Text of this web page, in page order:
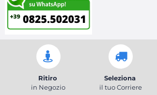
Ritiro
in Negozio
Seleziona
il tuo Corriere